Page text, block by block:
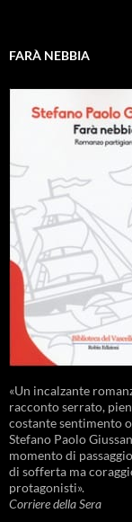
FARÀ NEBBIA
«Un incalzante
racconto serrato,
costante sentimento
Stefano Paolo
momento di
di sofferta ma
protagonisti».
Corriere della Sera